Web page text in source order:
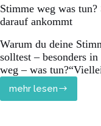
Stimme weg was
darauf ankommt
Warum du deine
solltest – besonders
weg – was
mehr lesen